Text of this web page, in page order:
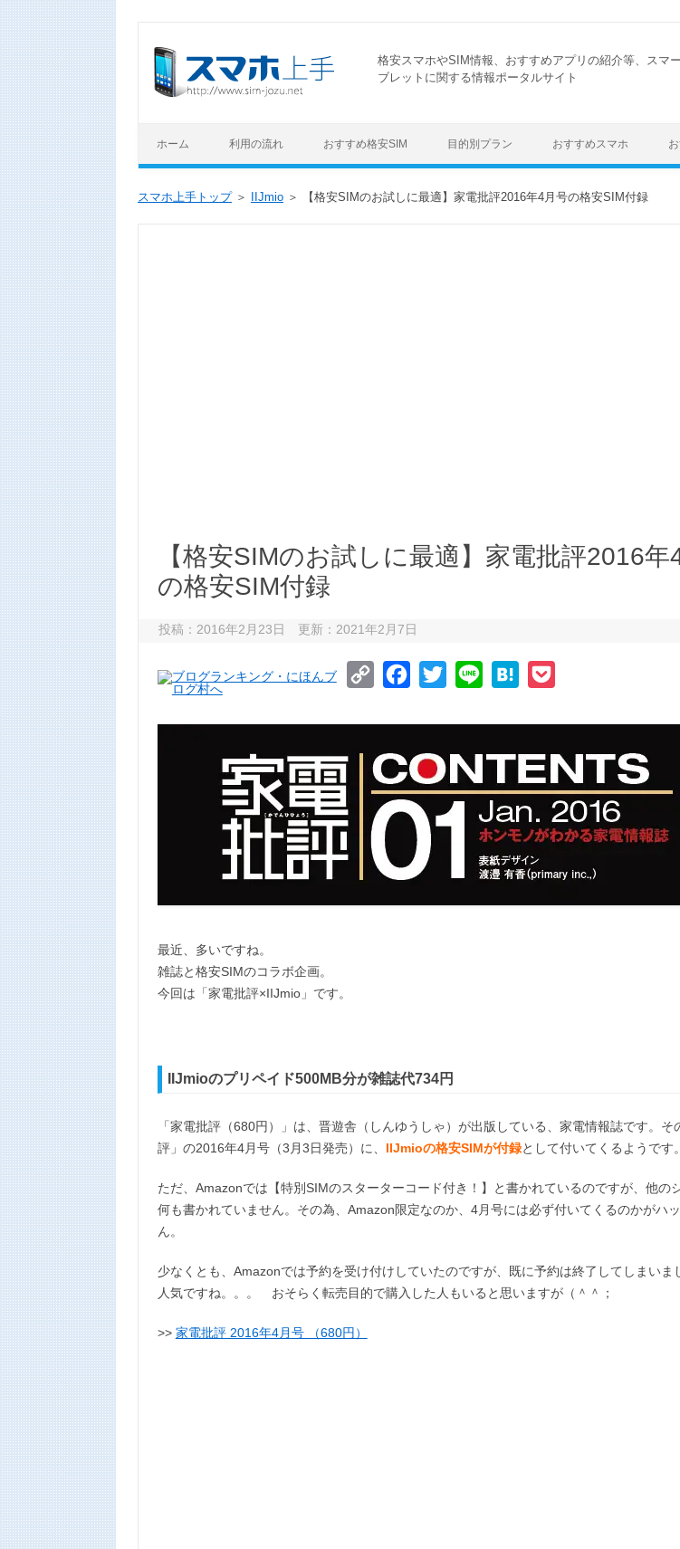
格安スマホやSIM情報、おすすめアプリの紹介等、スマ
ブレットに関する情報ポータルサイト
ホーム 利用の流れ おすすめ格安SIM 目的別プラン おすすめスマホ
スマホ上手トップ IIJmio 【格安SIMのお試しに最適】家電批評2016年4月号の格安SIM付録
【格安SIMのお試しに最適】家電批評2016年
の格安SIM付録
投稿：2016年2月23日 更新：2021年2月7日
p
y
L
i
k
c
e
b
o
o
k
i
e
n
e
t
e
n
a
c
k
e
t
最近、多いですね。
雑誌と格安SIMのコラボ企画。
今回は「家電批評×IIJmio」です。
IIJmioのプリペイド500MB分が雑誌代734円
「家電批評（680円）」は、晋遊舎（しんゆうしゃ）が出版している、家電情報誌です。そ
評」の2016年4月号（3月3日発売）に、 IIJmioの格安SIMが付録として付いてくるようです。
ただ、Amazonでは【特別SIMのスターターコード付き！】と書かれているのですが、他の
何も書かれていません。その為、Amazon限定なのか、4月号には必ず付いてくるのかがハ
ん。
少なくとも、Amazonでは予約を受け付けしていたのですが、既に予約は終了してしまいま
人気ですね。。。 おそらく転売目的で購入した人もいると思いますが（＾＾；
>> 家電批評 2016年4月号 （680円）